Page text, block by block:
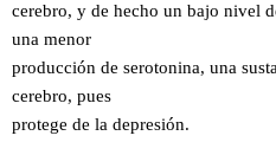
cerebro, y de hecho un bajo nivel
una menor
producción de serotonina, una
cerebro, pues
protege de la depresión.